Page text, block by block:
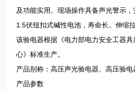
及功能实用。现场操作具备声光警示
1.5伏纽扣式碱性电池，寿命长。伸缩
该验电器根据《电力部电力安全工器
心》标准生产。
产品别称：高压声光验电器、高压验电
产品参数